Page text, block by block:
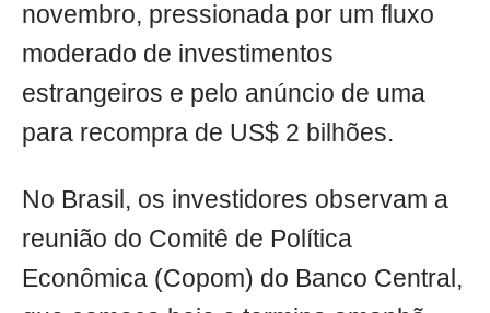
novembro, pressionada por um fluxo
moderado de investimentos
estrangeiros e pelo anúncio de uma
para recompra de US$ 2 bilhões.
No Brasil, os investidores observam a
reunião do Comitê de Política
Econômica (Copom) do Banco Central,